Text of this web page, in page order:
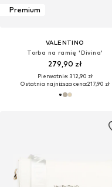
Premium
VALENTINO
Torba na ramię 'Divina'
279,90 zł
Pierwotnie: 312,90 zł
Ostatnia najniższa cena:217,90 zł